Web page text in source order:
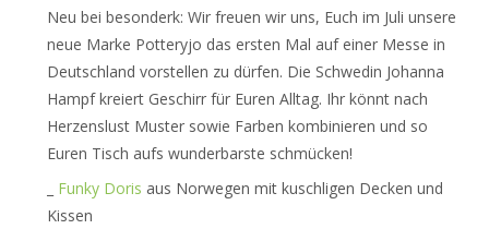
Neu bei besonderk: Wir freuen wir uns, Euch im Juli unsere
neue Marke Potteryjo das ersten Mal auf einer Messe in
Deutschland vorstellen zu dürfen. Die Schwedin Johanna
Hampf kreiert Geschirr für Euren Alltag. Ihr könnt nach
Herzenslust Muster sowie Farben kombinieren und so
Euren Tisch aufs wunderbarste schmücken!
Funky Doris aus Norwegen mit kuschligen Decken und
Kissen